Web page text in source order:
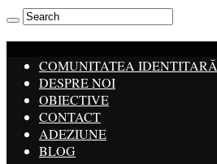
COMUNITATEA IDENTITARĂ
DESPRE NOI
OBIECTIVE
CONTACT
ADEZIUNE
BLOG